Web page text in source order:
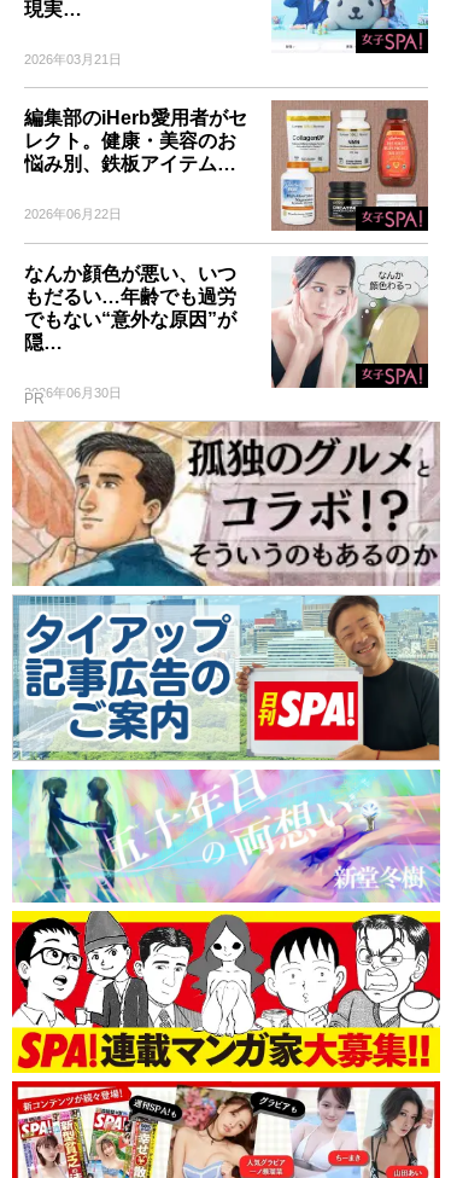
現実…
2026年03月21日
編集部のiHerb愛用者がセ
レクト。健康・美容のお
悩み別、鉄板アイテム…
2026年06月22日
なんか顔色が悪い、いつ
もだるい…年齢でも過労
でもない“意外な原因”が
隠…
2026年06月30日
PR